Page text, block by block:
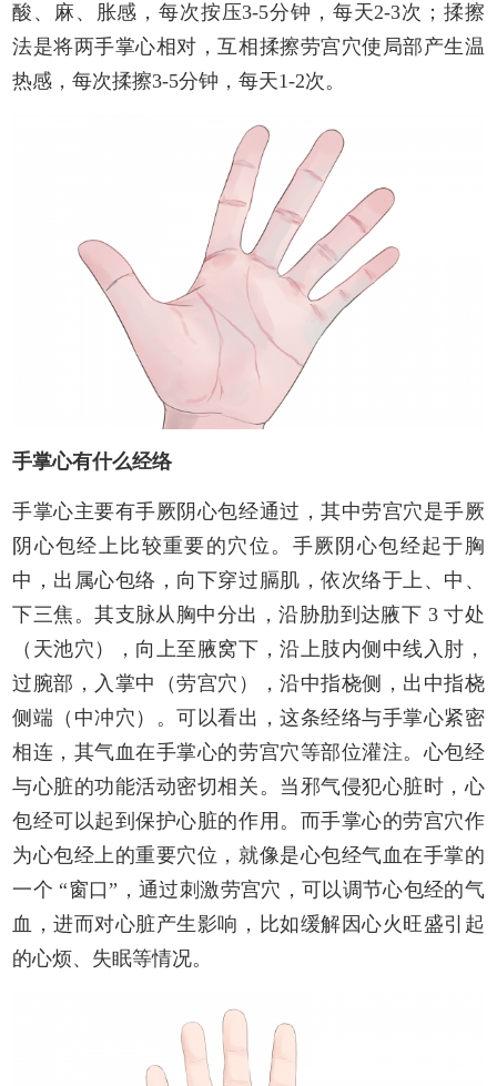
酸、麻、胀感，每次按压3-5分钟，每天2-3次；揉擦
法是将两手掌心相对，互相揉擦劳宫穴使局部产生温
热感，每次揉擦3-5分钟，每天1-2次。
手掌心有什么经络
手掌心主要有手厥阴心包经通过，其中劳宫穴是手厥
阴心包经上比较重要的穴位。手厥阴心包经起于胸
中，出属心包络，向下穿过膈肌，依次络于上、中、
下三焦。其支脉从胸中分出，沿胁肋到达腋下 3 寸处
（天池穴），向上至腋窝下，沿上肢内侧中线入肘，
过腕部，入掌中（劳宫穴），沿中指桡侧，出中指桡
侧端（中冲穴）。可以看出，这条经络与手掌心紧密
相连，其气血在手掌心的劳宫穴等部位灌注。心包经
与心脏的功能活动密切相关。当邪气侵犯心脏时，心
包经可以起到保护心脏的作用。而手掌心的劳宫穴作
为心包经上的重要穴位，就像是心包经气血在手掌的
一个 “窗口”，通过刺激劳宫穴，可以调节心包经的气
血，进而对心脏产生影响，比如缓解因心火旺盛引起
的心烦、失眠等情况。